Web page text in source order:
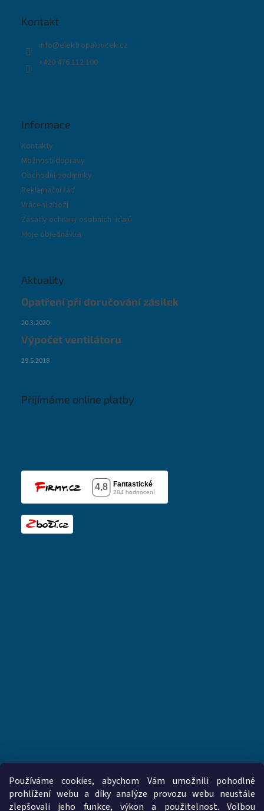
Používáme cookies, abychom Vám umožnili pohodlné
prohlížení webu a díky analýze provozu webu neustále
zlepšovali jeho funkce, výkon a použitelnost. Volbou
Kontakt
info@elektropaloucek.cz
+420 476 112 100
Informace
Kontakty
Možnosti dopravy
Obchodní podmínky
Reklamační řád
Vrácení zboží
Zásady ochrany osobních údajů
Moje objednávka
Aktuality
Opatření při doručování zásilek
20.3.2020
Výpočet ventilátoru
29.5.2018
Přijímáme online platby